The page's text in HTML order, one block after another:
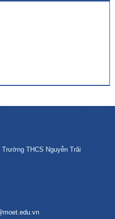
THCS Nguyễn Trãi